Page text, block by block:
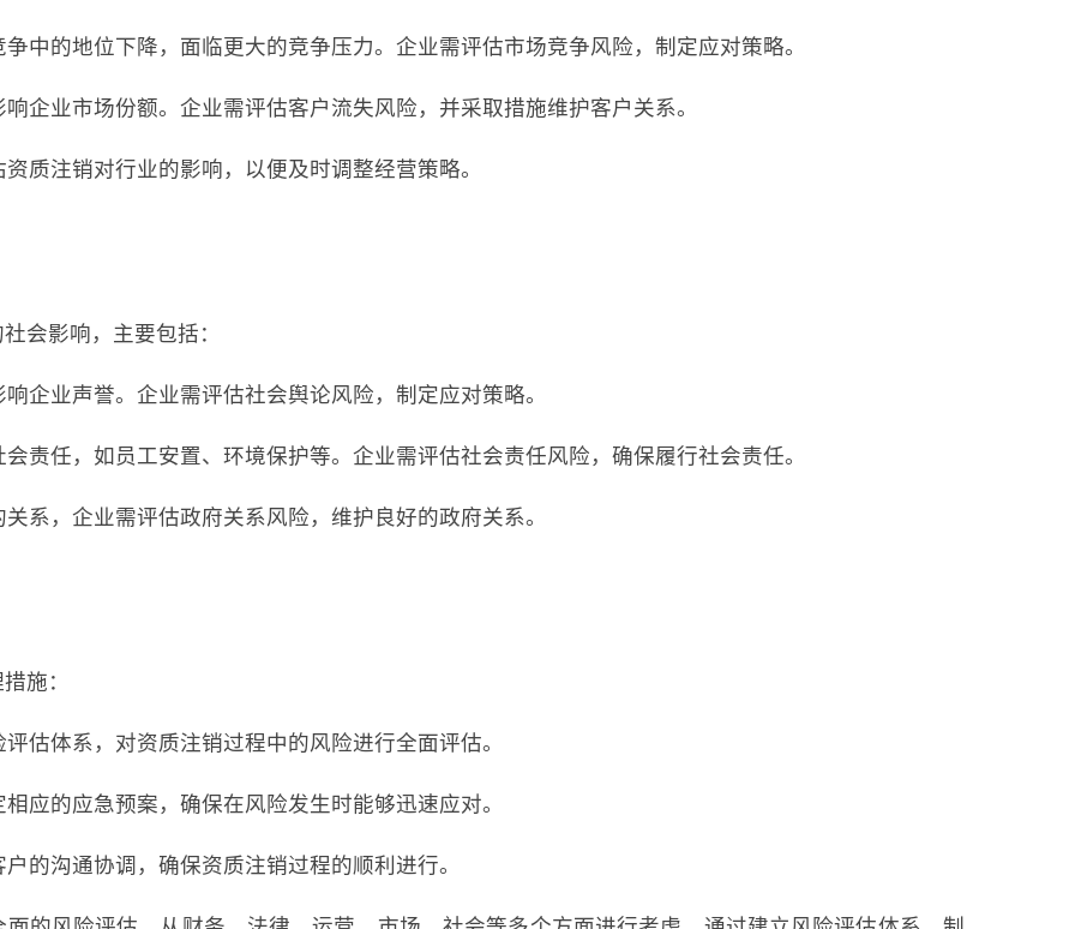
中的地位下降，面临更大的竞争压力。企业需评估市场竞争风险，制定应对策略。
企业市场份额。企业需评估客户流失风险，并采取措施维护客户关系。
质注销对行业的影响，以便及时调整经营策略。
会影响，主要包括：
企业声誉。企业需评估社会舆论风险，制定应对策略。
责任，如员工安置、环境保护等。企业需评估社会责任风险，确保履行社会责任。
系，企业需评估政府关系风险，维护良好的政府关系。
施：
估体系，对资质注销过程中的风险进行全面评估。
应的应急预案，确保在风险发生时能够迅速应对。
的沟通协调，确保资质注销过程的顺利进行。